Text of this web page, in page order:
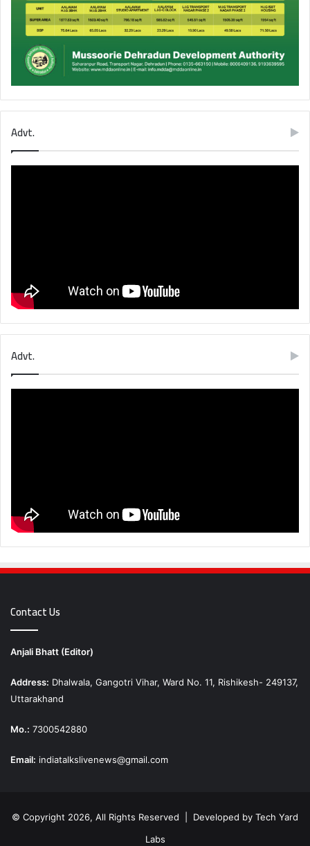
Advt.
Advt.
Contact Us
Anjali Bhatt (Editor)
Address: Dhalwala, Gangotri Vihar, Ward No. 11, Rishikesh- 249137,
Uttarakhand
Mo.: 7300542880
Email: indiatalkslivenews@gmail.com
© Copyright 2026, All Rights Reserved | Developed by Tech Yard
Labs